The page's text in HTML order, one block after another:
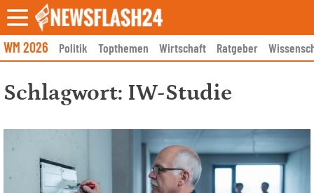
Skip
to
content
WM 2026 Politik Topthemen Wirtschaft Ratgeber
Schlagwort: IW-Studie